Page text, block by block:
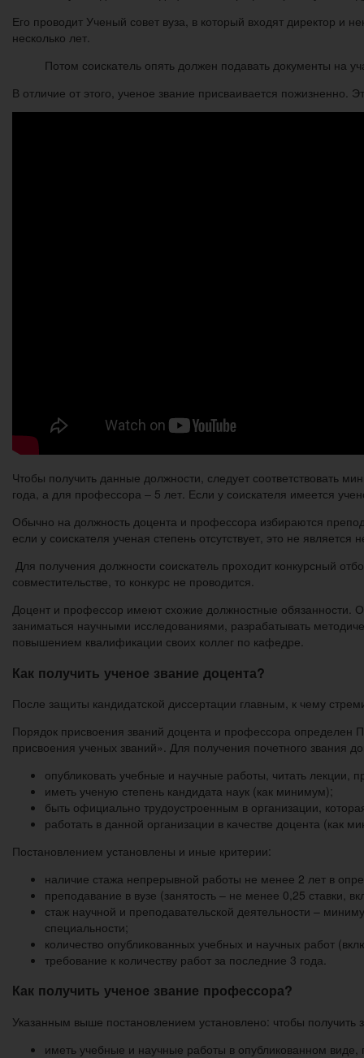
Его проводит Ученый совет вуза, в который входят директор и
несколько лет.
Потом соискатель опять должен подавать документы на
В отличие от этого, ученое звание присваивается
Чтобы получить данные должности, следует соответствовать
года, а для профессора – 5 лет. Если у соискателя имеется
Обычно на должность доцента и профессора избираются
если у соискателя ученая степень отсутствует, это не
Для получения должности соискатель проходит конкурсный
совместительстве, то конкурс не проводится.
Доцент и профессор имеют схожие должностные обязанности.
заниматься научными исследованиями, разрабатывать
повышением квалификации своих коллег по кафедре.
Как получить ученое звание доцента?
После защиты кандидатской диссертации главным, к чему
Порядок присвоения званий доцента и профессора определен
присвоения ученых званий». Для получения почетного звания
опубликовать учебные и научные работы, читать лекции,
иметь ученую степень кандидата наук (как минимум);
быть официально трудоустроенным в организации,
работать в данной организации в качестве доцента
Постановлением установлены и иные критерии:
наличие стажа непрерывной работы не менее 2 лет в
преподавание в вузе (занятость – не менее 0,25 ставки,
стаж научной и преподавательской деятельности –
специальности;
количество опубликованных учебных и научных работ
требование к количеству работ за последние 3 года.
Как получить ученое звание профессора?
Указанным выше постановлением установлено: чтобы
иметь учебные и научные работы в опубликованном